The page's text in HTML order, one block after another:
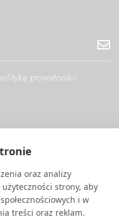
oraz analizy
strony, aby
i w
treści oraz reklam.
prywatności
Zarządzania